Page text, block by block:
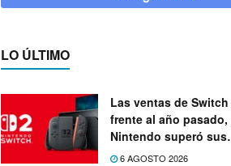
LO ÚLTIMO
Las ventas de
frente al año pasado,
Nintendo superó sus
expectativas
6 AGOSTO 2026